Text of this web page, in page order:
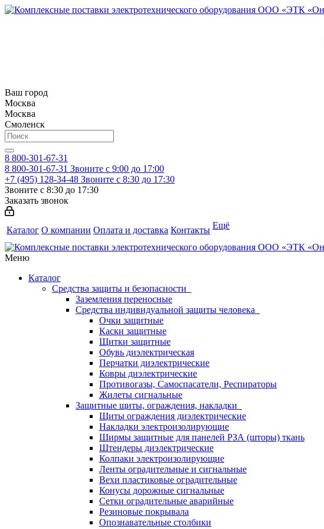
Ваш город
Москва
Москва
Смоленск
8 800-301-67-31
8 800-301-67-31 Звоните с 9:00 до 17:00
+7 (495) 128-34-48 Звоните с 8:30 до 17:30
Звоните с 8:30 до 17:30
Заказать звонок
Каталог О компании Оплата и доставка Контакты Ещё
Меню
Каталог
Средства защиты и безопасности
Заземления переносные
Средства индивидуальной защиты человека
Очки защитные
Каски защитные
Щитки защитные
Обувь диэлектрическая
Перчатки диэлектрические
Ковры диэлектрические
Противогазы, Самоспасатели, Респираторы
Жилеты сигнальные
Защитные щиты, ограждения, накладки
Щиты ограждения диэлектрические
Накладки электроизолирующие
Ширмы защитные для панелей РЗА (шторы) ткань
Штендеры диэлектрические
Колпаки электроизолирующие
Ленты оградительные и сигнальные
Вехи пластиковые оградительные
Конусы дорожные сигнальные
Сетки оградительные аварийные
Резиновые покрывала
Опознавательные столбики